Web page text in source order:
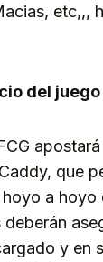
etc,,,
del juego
que
a hoyo
y en